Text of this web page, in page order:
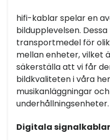
hifi-kablar spelar en
bildupplevelsen.
transportmedel för
mellan enheter, vilket
säkerställa att vi får
bildkvaliteten i våra
musikanläggningar
underhållningsenheter.
Digitala signalkablar